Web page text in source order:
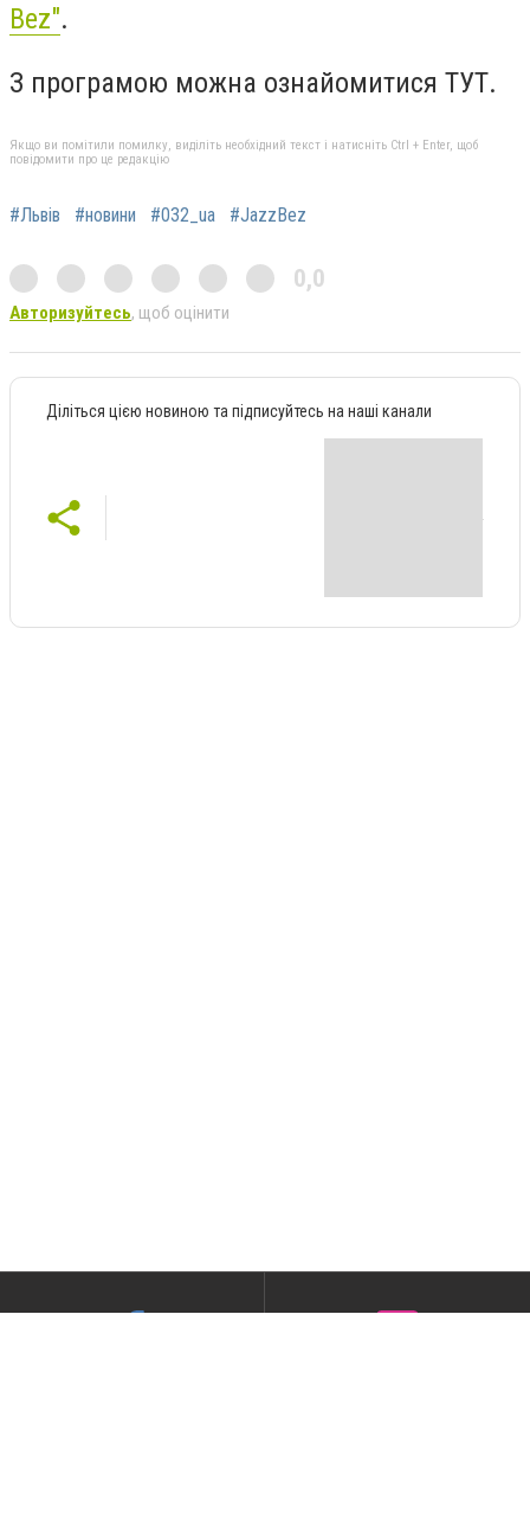
Bez".
З програмою можна ознайомитися ТУТ.
Якщо ви помітили помилку, виділіть необхідний текст і натисніть Ctrl + Enter, щоб
повідомити про це редакцію
#Львів #новини #032_ua #JazzBez
0,0
Авторизуйтесь, щоб оцінити
Діліться цією новиною та підписуйтесь на наші канали